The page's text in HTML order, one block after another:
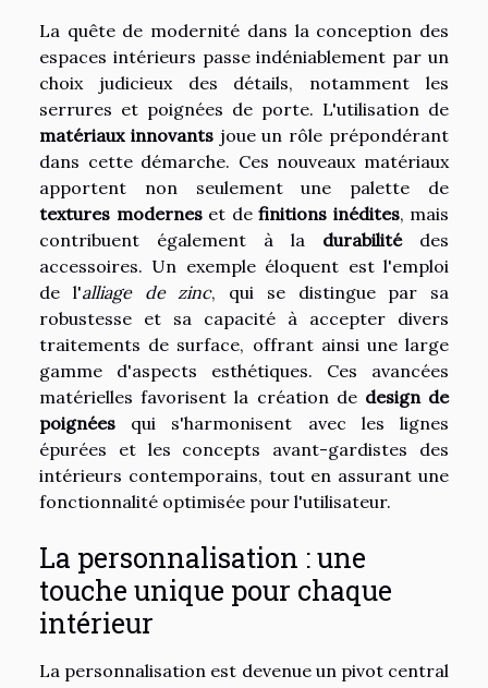
La quête de modernité dans la conception des
espaces intérieurs passe indéniablement par un
choix judicieux des détails, notamment les
serrures et poignées de porte. L'utilisation de
matériaux innovantsjoue un rôle prépondérant
dans cette démarche. Ces nouveaux matériaux
apportent non seulement une palette de
textures moderneset de finitions inédites, mais
contribuent également à la durabilitédes
accessoires. Un exemple éloquent est l'emploi
de l'alliage de zinc, qui se distingue par sa
robustesse et sa capacité à accepter divers
traitements de surface, offrant ainsi une large
gamme d'aspects esthétiques. Ces avancées
matérielles favorisent la création de design de
poignées qui s'harmonisent avec les lignes
épurées et les concepts avant-gardistes des
intérieurs contemporains, tout en assurant une
fonctionnalité optimisée pour l'utilisateur.
La personnalisation : une
touche unique pour chaque
intérieur
La personnalisation est devenue un pivot central